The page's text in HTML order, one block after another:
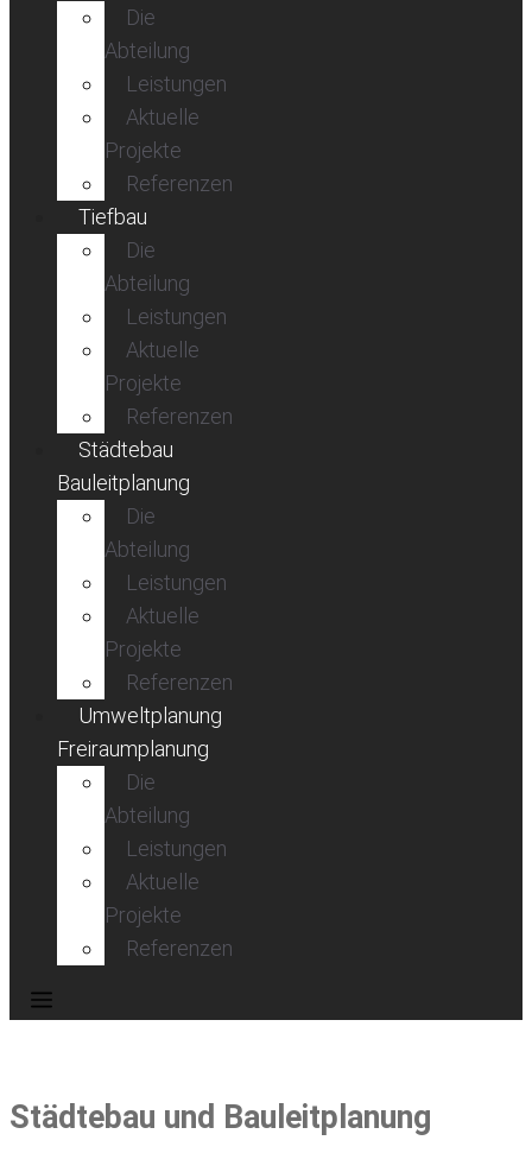
Die
Abteilung
Leistungen
Aktuelle
Projekte
Referenzen
Tiefbau
Die
Abteilung
Leistungen
Aktuelle
Projekte
Referenzen
Städtebau
Bauleitplanung
Die
Abteilung
Leistungen
Aktuelle
Projekte
Referenzen
Umweltplanung
Freiraumplanung
Die
Abteilung
Leistungen
Aktuelle
Projekte
Referenzen
Städtebau und Bauleitplanung